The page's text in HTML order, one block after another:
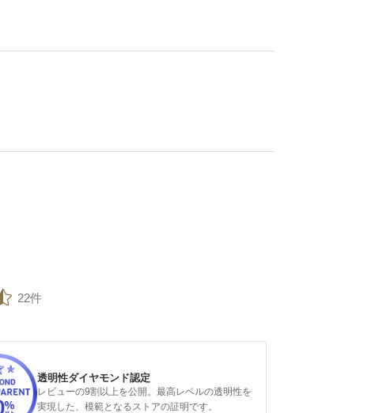
22件
透明性ダイヤモンド認定
レビューの9割以上を公開。最高レベルの透明性を
実現した、模範となるストアの証明です。